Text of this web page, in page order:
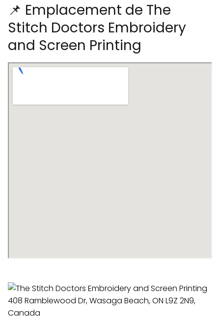
📌 Emplacement de The
Stitch Doctors Embroidery
and Screen Printing